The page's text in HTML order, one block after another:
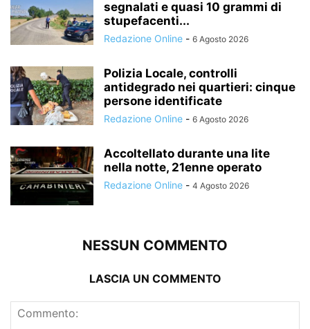
segnalati e quasi 10 grammi di
stupefacenti...
Redazione Online - 6 Agosto 2026
Polizia Locale, controlli
antidegrado nei quartieri: cinque
persone identificate
Redazione Online - 6 Agosto 2026
Accoltellato durante una lite
nella notte, 21enne operato
Redazione Online - 4 Agosto 2026
NESSUN COMMENTO
LASCIA UN COMMENTO